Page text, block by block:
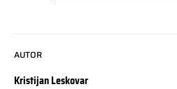
AUTOR
Kristijan Leskovar